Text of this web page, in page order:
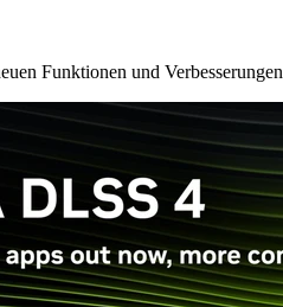
Funktionen und Verbesserungen